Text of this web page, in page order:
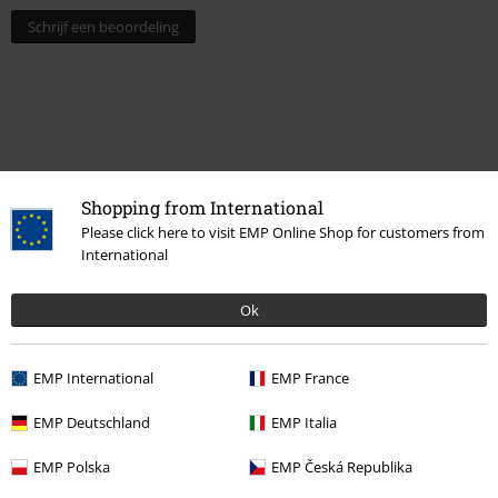
Shopping from International
Please click here to visit EMP Online Shop for customers from
International
Ok
EMP International EMP France
EMP Deutschland EMP Italia
EMP Polska EMP Česká Republika
Schrijf een beoordeling
Meer categorieën. Meer opties.